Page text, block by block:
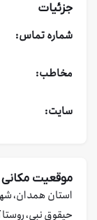
جزئیات
شماره تماس:
مخاطب:
سایت:
موقعیت مکانی
استان همدان،
حیقوق نبی،